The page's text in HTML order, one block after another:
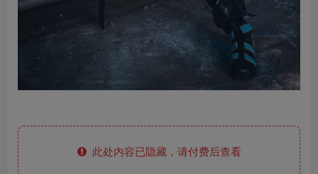
此处内容已隐藏，请付费后查看